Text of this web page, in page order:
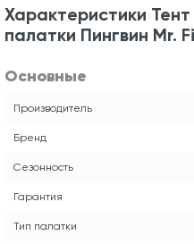
Характеристики
палатки Пингвин Mr.
Основные
Производитель
Бренд
Сезонность
Гарантия
Тип палатки